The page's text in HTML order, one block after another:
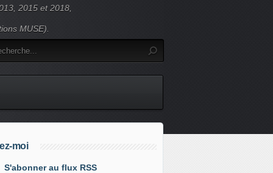
2015 et 2018,
MUSE).
moi
S'abonner au flux RSS